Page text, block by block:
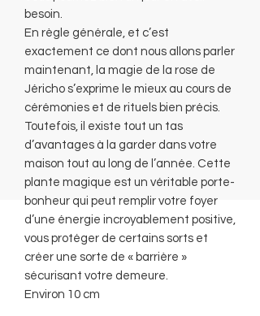
besoin.
En règle générale, et c’est
exactement ce dont nous allons parler
maintenant, la magie de la rose de
Jéricho s’exprime le mieux au cours de
cérémonies et de rituels bien précis.
Toutefois, il existe tout un tas
d’avantages à la garder dans votre
maison tout au long de l’année. Cette
plante magique est un véritable porte-
bonheur qui peut remplir votre foyer
d’une énergie incroyablement positive,
vous protéger de certains sorts et
créer une sorte de « barrière »
sécurisant votre demeure.
Environ 10 cm